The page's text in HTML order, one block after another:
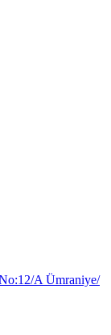
A Ümraniye/